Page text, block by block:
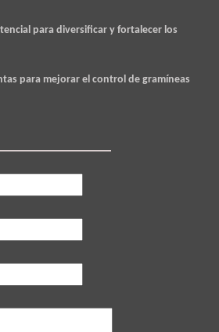
para diversificar y fortalecer los
para mejorar el control de gramíneas